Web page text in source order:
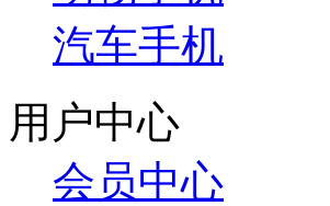
汽车手机
用户中心
会员中心